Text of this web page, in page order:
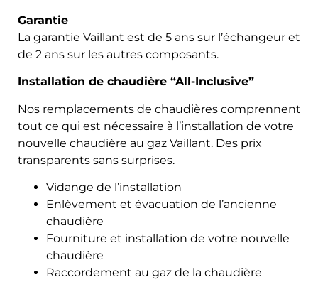
Garantie
La garantie Vaillant est de 5 ans sur l’échangeur et
de 2 ans sur les autres composants.
Installation de chaudière “All-Inclusive”
Nos remplacements de chaudières comprennent
tout ce qui est nécessaire à l’installation de votre
nouvelle chaudière au gaz Vaillant. Des prix
transparents sans surprises.
Vidange de l’installation
Enlèvement et évacuation de l’ancienne
chaudière
Fourniture et installation de votre nouvelle
chaudière
Raccordement au gaz de la chaudière